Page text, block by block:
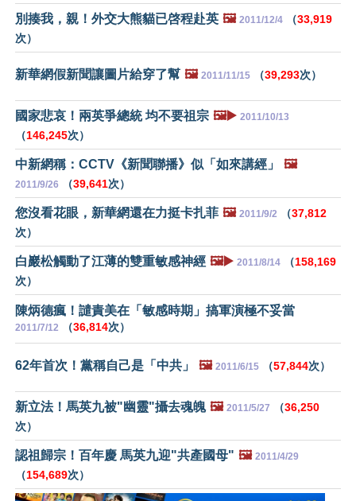
別揍我，親！外交大熊貓已啓程赴英 🖼️ 2011/12/4 （33,919
次）
新華網假新聞讓圖片給穿了幫 🖼️ 2011/11/15 （39,293次）
國家悲哀！兩英爭總統 均不要祖宗 🖼️▶️ 2011/10/13
（146,245次）
中新網稱：CCTV《新聞聯播》似「如來講經」 🖼️
2011/9/26 （39,641次）
您沒看花眼，新華網還在力挺卡扎菲 🖼️ 2011/9/2 （37,812
次）
白巖松觸動了江薄的雙重敏感神經 🖼️▶️ 2011/8/14 （158,169
次）
陳炳德瘋！譴責美在「敏感時期」搞軍演極不妥當
2011/7/12 （36,814次）
62年首次！黨稱自己是「中共」 🖼️ 2011/6/15 （57,844次）
新立法！馬英九被"幽靈"攝去魂魄 🖼️ 2011/5/27 （36,250
次）
認祖歸宗！百年慶 馬英九迎"共產國母" 🖼️ 2011/4/29
（154,689次）